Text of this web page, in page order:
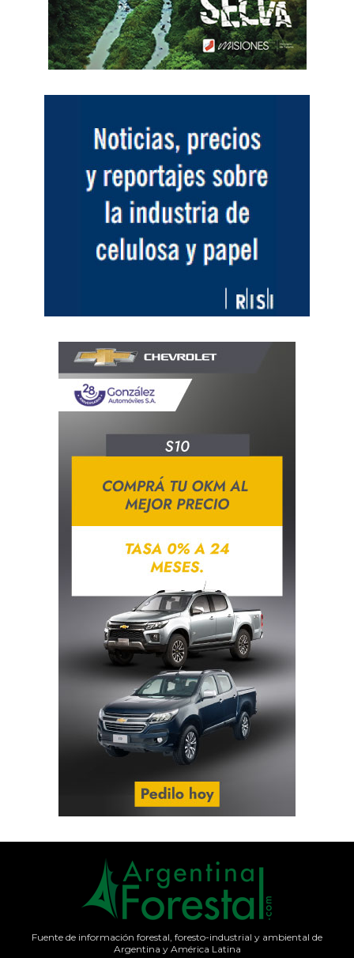
Fuente de información forestal, foresto-industrial y ambiental de
Argentina y América Latina